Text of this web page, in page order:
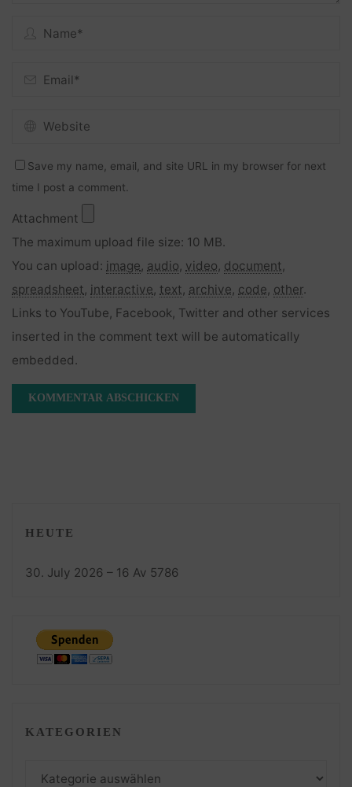
Save my name, email, and site URL in my browser for next
time I post a comment.
Attachment
The maximum upload file size: 10 MB.
You can upload: image, audio, video, document,
spreadsheet, interactive, text, archive, code, other.
Links to YouTube, Facebook, Twitter and other services
inserted in the comment text will be automatically
embedded.
HEUTE
30. July 2026 – 16 Av 5786
KATEGORIEN